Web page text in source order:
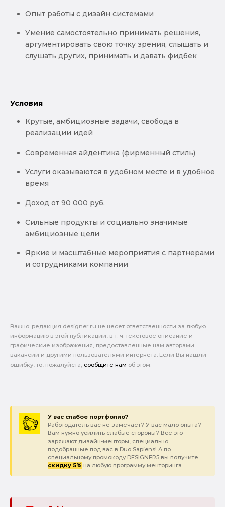
Опыт работы с дизайн системами
Умение самостоятельно принимать решения,
аргументировать свою точку зрения, слышать и
слушать других, принимать и давать фидбек
Условия
Крутые, амбициозные задачи, свобода в
реализации идей
Современная айдентика (фирменный стиль)
Услуги оказываются в удобном месте и в удобное
время
Доход от 90 000 руб.
Сильные продукты и социально значимые
амбициозные цели
Яркие и масштабные мероприятия с партнерами
и сотрудниками компании
Важно: pедакция designer.ru не несет ответственности за любую
информацию в этой публикации, в т. ч. текстовое описание и
графические изображения, предоставленные нам авторами
вакансии и другими пользователями интернета. Если Вы нашли
ошибку, то, пожалуйста, сообщите нам об этом.
У вас слабое портфолио?
Работодатель вас не замечает? У вас мало опыта?
Вам нужно усилить слабые стороны? Все это
заряжают дизайн-менторы, специально
подобранные под вас в Duo Sapiens! А по
специальному промокоду DESIGNER5 вы получите
скидку 5% на любую программу менторинга